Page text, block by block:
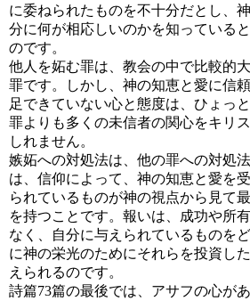
に委ねられたものを不十分だとし、
分に何が相応しいのかを知っている
のです。
他人を妬む罪は、教会の中で比較的
罪です。しかし、神の知恵と愛に信
足できていない心と態度は、ひょっ
罪よりも多くの未信者の関心をキリ
しれません。
嫉妬への対処法は、他の罪への対処
は、信仰によって、神の知恵と愛を
られているものが神の視点から見て
を持つことです。報いは、成功や所
なく、自分に与えられているものを
に神の栄光のためにそれらを投資し
えられるのです。
詩篇73篇の最後では、アサフの心が